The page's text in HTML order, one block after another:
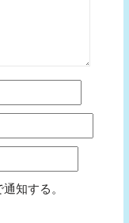
知する。